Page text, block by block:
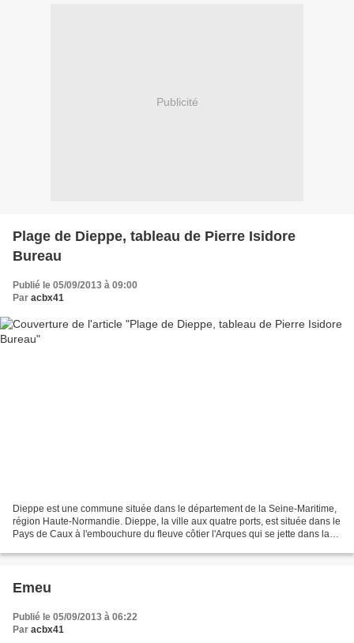
Publicité
Plage de Dieppe, tableau de Pierre Isidore
Bureau
Publié le 05/09/2013 à 09:00
Par acbx41
Dieppe est une commune située dans le département de la Seine-Maritime,
région Haute-Normandie. Dieppe, la ville aux quatre ports, est située dans le
Pays de Caux à l'embouchure du fleuve côtier l'Arques qui se jette dans la
Emeu
Publié le 05/09/2013 à 06:22
Par acbx41